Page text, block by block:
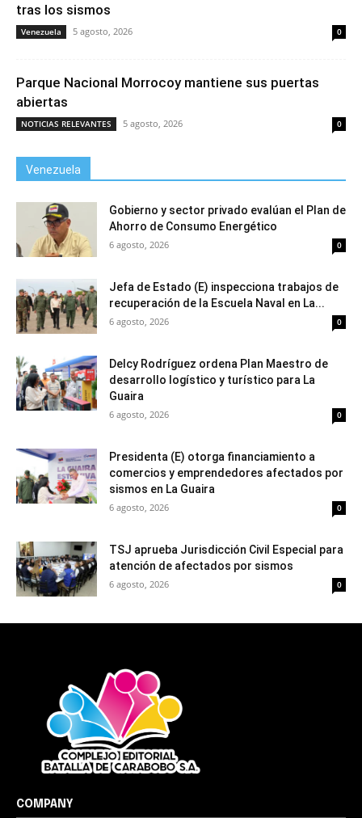
tras los sismos
Venezuela 5 agosto, 2026 0
Parque Nacional Morrocoy mantiene sus puertas
abiertas
NOTICIAS RELEVANTES 5 agosto, 2026 0
Venezuela
Gobierno y sector privado evalúan el Plan de
Ahorro de Consumo Energético
6 agosto, 2026 0
Jefa de Estado (E) inspecciona trabajos de
recuperación de la Escuela Naval en La...
6 agosto, 2026 0
Delcy Rodríguez ordena Plan Maestro de
desarrollo logístico y turístico para La
Guaira
6 agosto, 2026 0
Presidenta (E) otorga financiamiento a
comercios y emprendedores afectados por
sismos en La Guaira
6 agosto, 2026 0
TSJ aprueba Jurisdicción Civil Especial para
atención de afectados por sismos
6 agosto, 2026 0
COMPANY